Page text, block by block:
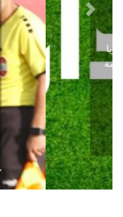
محسن
الأولى
بعد موسم
الدرجة
حسم ل...
إقرأ
Previous